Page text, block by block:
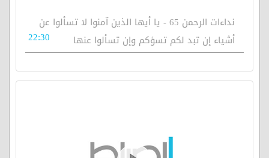
نداءات الرحمن 65 - يا أيها الذين آمنوا لا تسألوا عن
أشياء إن تبد لكم تسؤكم وإن تسألوا عنها
22:30